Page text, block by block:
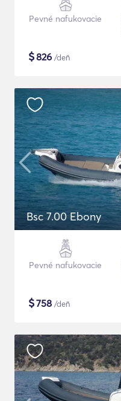
Pevné nafukovacie
$826 /deň
Bsc 7.00 Ebony
Pevné nafukovacie
$758 /deň